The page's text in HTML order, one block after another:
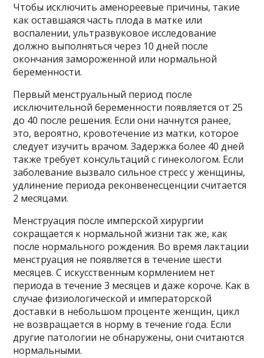
Чтобы исключить аменореевые причины, такие
как оставшаяся часть плода в матке или
воспалении, ультразвуковое исследование
должно выполняться через 10 дней после
окончания замороженной или нормальной
беременности.
Первый менструальный период после
исключительной беременности появляется от 25
до 40 после решения. Если они начнутся ранее,
это, вероятно, кровотечение из матки, которое
следует изучить врачом. Задержка более 40 дней
также требует консультаций с гинекологом. Если
заболевание вызвало сильное стресс у женщины,
удлинение периода реконвенесценции считается
2 месяцами.
Менструация после имперской хирургии
сокращается к нормальной жизни так же, как
после нормального рождения. Во время лактации
менструация не появляется в течение шести
месяцев. С искусственным кормлением нет
периода в течение 3 месяцев и даже короче. Как в
случае физиологической и императорской
доставки в небольшом проценте женщин, цикл
не возвращается в норму в течение года. Если
другие патологии не обнаружены, они считаются
нормальными.